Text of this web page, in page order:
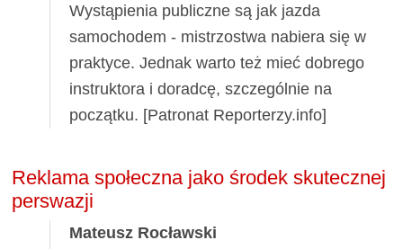
Wystąpienia publiczne są jak jazda
samochodem - mistrzostwa nabiera się w
praktyce. Jednak warto też mieć dobrego
instruktora i doradcę, szczególnie na
początku. [Patronat Reporterzy.info]
Reklama społeczna jako środek skutecznej
perswazji
Mateusz Rocławski